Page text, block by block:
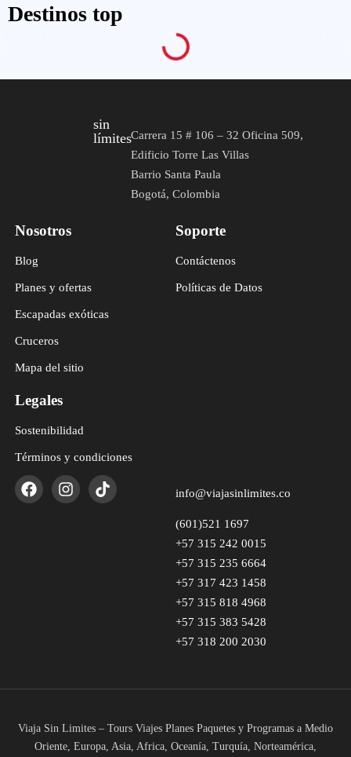
Destinos top
sin
límitesCarrera 15 # 106 – 32 Oficina 509,
Edificio Torre Las Villas
Barrio Santa Paula
Bogotá, Colombia
Nosotros
Blog
Planes y ofertas
Escapadas exóticas
Cruceros
Mapa del sitio
Soporte
Contáctenos
Políticas de Datos
Legales
Sostenibilidad
Términos y condiciones
info@viajasinlimites.co
(601)521 1697
+57 315 242 0015
+57 315 235 6664
+57 317 423 1458
+57 315 818 4968
+57 315 383 5428
+57 318 200 2030
Viaja Sin Limites – Tours Viajes Planes Paquetes y Programas a Medio
Oriente, Europa, Asia, Africa, Oceanía, Turquía, Norteamérica,